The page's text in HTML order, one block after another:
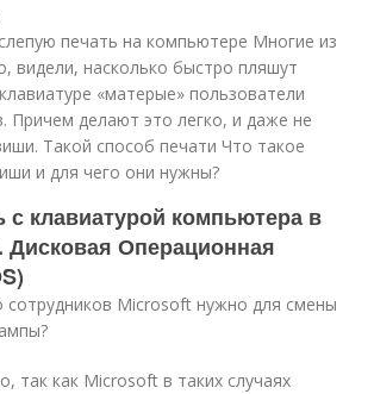
печать на компьютере Многие из
видели, насколько быстро пляшут
«матерые» пользователи
Причем делают это легко, и даже не
Такой способ печати Что такое
и для чего они нужны?
с клавиатурой компьютера в
Дисковая Операционная
сотрудников Microsoft нужно для смены
так как Microsoft в таких случаях